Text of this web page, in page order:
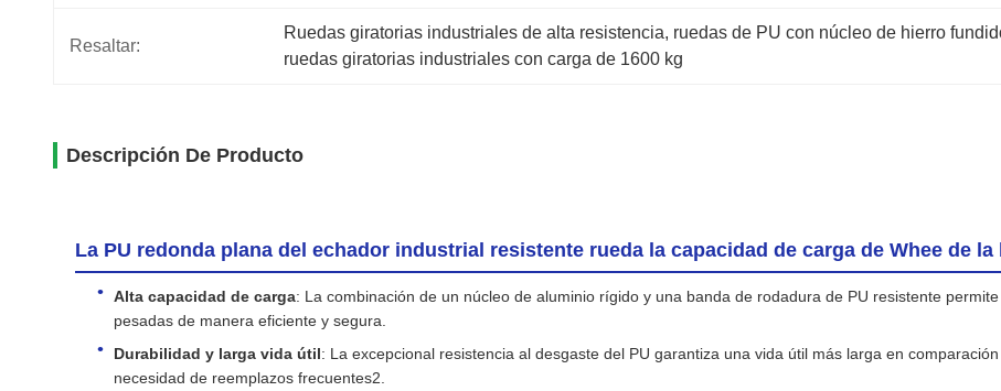
Resaltar:
Ruedas giratorias industriales de alta resistencia, ruedas de PU con núcleo de hierro
ruedas giratorias industriales con carga de 1600 kg
Descripción De Producto
La PU redonda plana del echador industrial resistente rueda la capacidad de carga de Whee de
Alta capacidad de carga: La combinación de un núcleo de aluminio rígido y una banda de rodadura de PU resistente
pesadas de manera eficiente y segura.
Durabilidad y larga vida útil: La excepcional resistencia al desgaste del PU garantiza una vida útil más larga en
necesidad de reemplazos frecuentes2.